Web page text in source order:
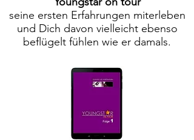
seine ersten Erfahrungen miterleben
und Dich davon vielleicht ebenso
beflügelt fühlen wie er damals.